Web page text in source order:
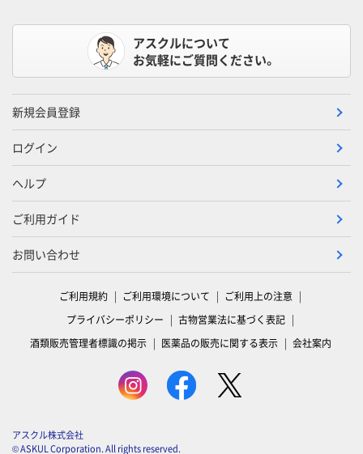
アスクルについて
お気軽にご質問ください。
新規会員登録
ログイン
ヘルプ
ご利用ガイド
お問い合わせ
ご利用規約 ご利用環境について
ご利用上の注意
プライバシーポリシー
古物営業法に基づく表記
酒類販売管理者標識の掲示
医薬品の販売に関する表示 会社案内
アスクル株式会社
© ASKUL Corporation. All rights reserved.